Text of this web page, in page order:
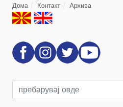
Дома Контакт Архива